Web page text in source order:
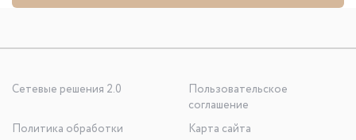
Сетевые решения 2.0
Пользовательское
соглашение
Политика обработки
Карта сайта